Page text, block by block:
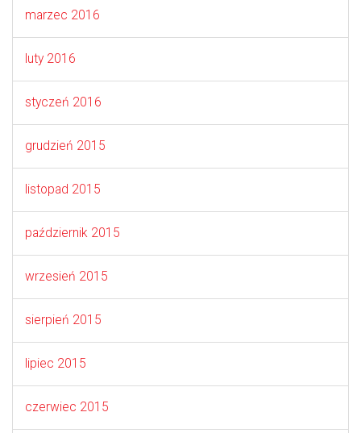
marzec 2016
luty 2016
styczeń 2016
grudzień 2015
listopad 2015
październik 2015
wrzesień 2015
sierpień 2015
lipiec 2015
czerwiec 2015